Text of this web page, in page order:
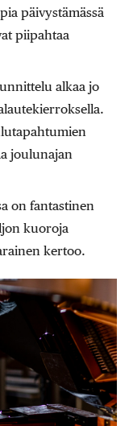
päivystämässä
piipahtaa
alkaa jo
joulunajan
on fantastinen
kuoroja
kertoo.